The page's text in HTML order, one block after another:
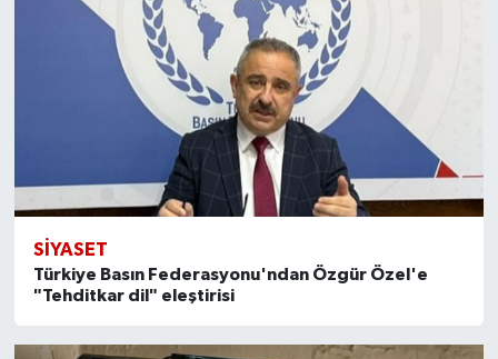
SİYASET
Türkiye Basın Federasyonu'ndan Özgür Özel'e
"Tehditkar dil" eleştirisi